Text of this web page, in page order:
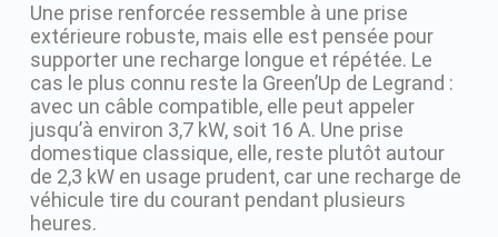
Une prise renforcée ressemble à une prise
extérieure robuste, mais elle est pensée pour
supporter une recharge longue et répétée. Le
cas le plus connu reste la Green’Up de Legrand :
avec un câble compatible, elle peut appeler
jusqu’à environ 3,7 kW, soit 16 A. Une prise
domestique classique, elle, reste plutôt autour
de 2,3 kW en usage prudent, car une recharge de
véhicule tire du courant pendant plusieurs
heures.